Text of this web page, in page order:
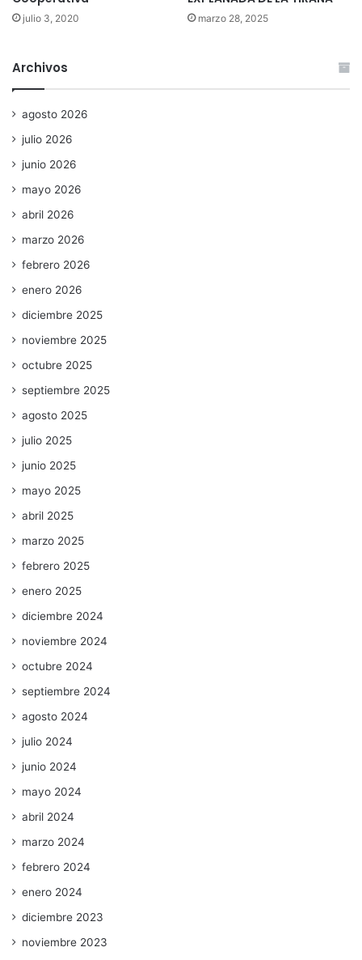
julio 3, 2020 marzo 28, 2025
Archivos
agosto 2026
julio 2026
junio 2026
mayo 2026
abril 2026
marzo 2026
febrero 2026
enero 2026
diciembre 2025
noviembre 2025
octubre 2025
septiembre 2025
agosto 2025
julio 2025
junio 2025
mayo 2025
abril 2025
marzo 2025
febrero 2025
enero 2025
diciembre 2024
noviembre 2024
octubre 2024
septiembre 2024
agosto 2024
julio 2024
junio 2024
mayo 2024
abril 2024
marzo 2024
febrero 2024
enero 2024
diciembre 2023
noviembre 2023